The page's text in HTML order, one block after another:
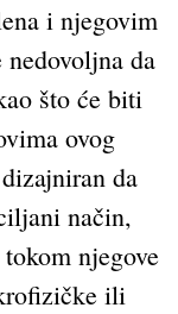
i njegovim
da
što će biti
ovog
da
način,
njegove
ili